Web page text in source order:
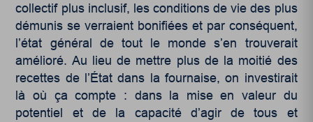
collectif plus inclusif, les conditions de vie des plus
démunis se verraient bonifiées et par conséquent,
l’état général de tout le monde s’en trouverait
amélioré. Au lieu de mettre plus de la moitié des
recettes de l’État dans la fournaise, on investirait
là où ça compte : dans la mise en valeur du
potentiel et de la capacité d’agir de tous et